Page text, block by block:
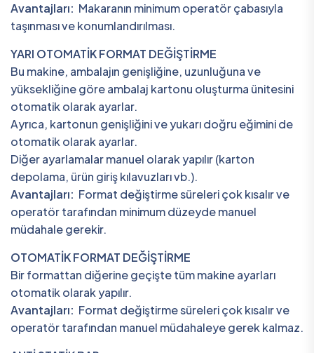
Avantajları: Makaranın minimum operatör çabasıyla
taşınması ve konumlandırılması.
YARI OTOMATİK FORMAT DEĞİŞTİRME
Bu makine, ambalajın genişliğine, uzunluğuna ve
yüksekliğine göre ambalaj kartonu oluşturma ünitesini
otomatik olarak ayarlar.
Ayrıca, kartonun genişliğini ve yukarı doğru eğimini de
otomatik olarak ayarlar.
Diğer ayarlamalar manuel olarak yapılır (karton
depolama, ürün giriş kılavuzları vb.).
Avantajları: Format değiştirme süreleri çok kısalır ve
operatör tarafından minimum düzeyde manuel
müdahale gerekir.
OTOMATİK FORMAT DEĞİŞTİRME
Bir formattan diğerine geçişte tüm makine ayarları
otomatik olarak yapılır.
Avantajları: Format değiştirme süreleri çok kısalır ve
operatör tarafından manuel müdahaleye gerek kalmaz.